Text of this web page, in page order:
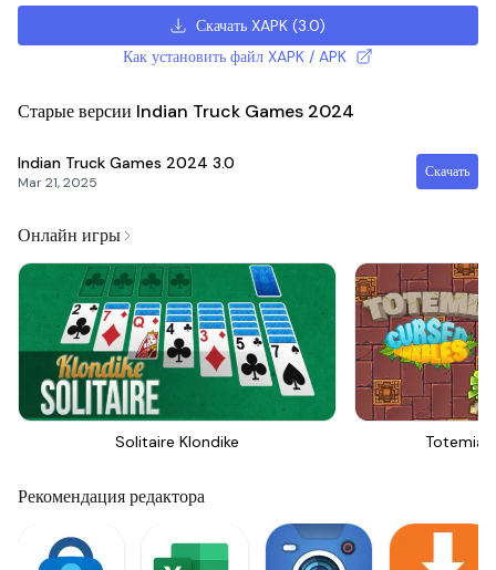
Скачать XAPK (3.0)
Как установить файл XAPK / APK
Старые версии Indian Truck Games 2024
Indian Truck Games 2024 3.0
Mar 21, 2025
Скачать
Онлайн игры
Solitaire Klondike Totemia
Рекомендация редактора